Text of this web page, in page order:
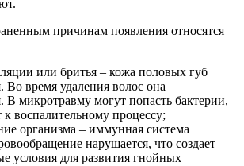
причинам появления относятся
или бритья – кожа половых губ
Во время удаления волос она
В микротравму могут попасть бактерии,
воспалительному процессу;
организма – иммунная система
нарушается, что создает
условия для развития гнойных